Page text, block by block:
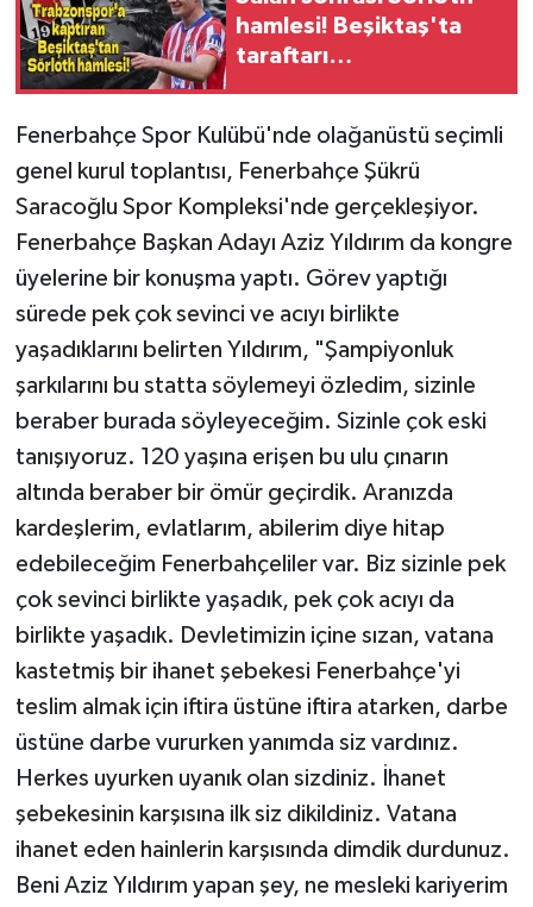
hamlesi! Beşiktaş'ta
taraftarı
Fenerbahçe Spor Kulübü'nde olağanüstü seçimli
genel kurul toplantısı, Fenerbahçe Şükrü
Saracoğlu Spor Kompleksi'nde gerçekleşiyor.
Fenerbahçe Başkan Adayı Aziz Yıldırım da kongre
üyelerine bir konuşma yaptı. Görev yaptığı
sürede pek çok sevinci ve acıyı birlikte
yaşadıklarını belirten Yıldırım, "Şampiyonluk
şarkılarını bu statta söylemeyi özledim, sizinle
beraber burada söyleyeceğim. Sizinle çok eski
tanışıyoruz. 120 yaşına erişen bu ulu çınarın
altında beraber bir ömür geçirdik. Aranızda
kardeşlerim, evlatlarım, abilerim diye hitap
edebileceğim Fenerbahçeliler var. Biz sizinle pek
çok sevinci birlikte yaşadık, pek çok acıyı da
birlikte yaşadık. Devletimizin içine sızan, vatana
kastetmiş bir ihanet şebekesi Fenerbahçe'yi
teslim almak için iftira üstüne iftira atarken, darbe
üstüne darbe vururken yanımda siz vardınız.
Herkes uyurken uyanık olan sizdiniz. İhanet
şebekesinin karşısına ilk siz dikildiniz. Vatana
ihanet eden hainlerin karşısında dimdik durdunuz.
Beni Aziz Yıldırım yapan şey, ne mesleki kariyerim